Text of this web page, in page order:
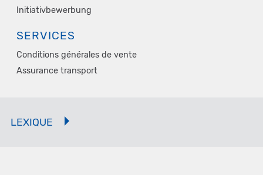
Initiativbewerbung
SERVICES
Conditions générales de vente
Assurance transport
LEXIQUE